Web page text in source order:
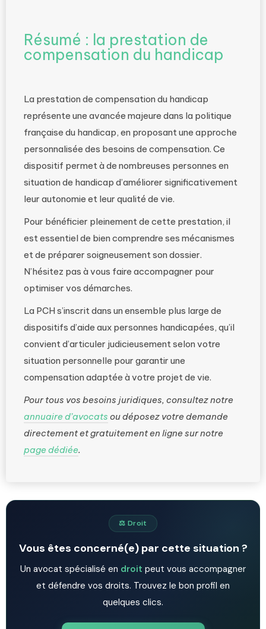
Résumé : la prestation de
compensation du handicap
La prestation de compensation du handicap
représente une avancée majeure dans la politique
française du handicap, en proposant une approche
personnalisée des besoins de compensation. Ce
dispositif permet à de nombreuses personnes en
situation de handicap d’améliorer significativement
leur autonomie et leur qualité de vie.
Pour bénéficier pleinement de cette prestation, il
est essentiel de bien comprendre ses mécanismes
et de préparer soigneusement son dossier.
N’hésitez pas à vous faire accompagner pour
optimiser vos démarches.
La PCH s’inscrit dans un ensemble plus large de
dispositifs d’aide aux personnes handicapées, qu’il
convient d’articuler judicieusement selon votre
situation personnelle pour garantir une
compensation adaptée à votre projet de vie.
Pour tous vos besoins juridiques, consultez notre
annuaire d’avocats ou déposez votre demande
directement et gratuitement en ligne sur notre
page dédiée.
⚖️ Droit
Vous êtes concerné(e) par cette situation ?
Un avocat spécialisé en droit peut vous accompagner
et défendre vos droits. Trouvez le bon profil en
quelques clics.